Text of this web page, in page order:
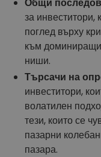
за инвеститори,
поглед върху
към доминиращи
ниши.
Търсачи на
инвеститори,
волатилен
тези, които се
пазарни
пазара.